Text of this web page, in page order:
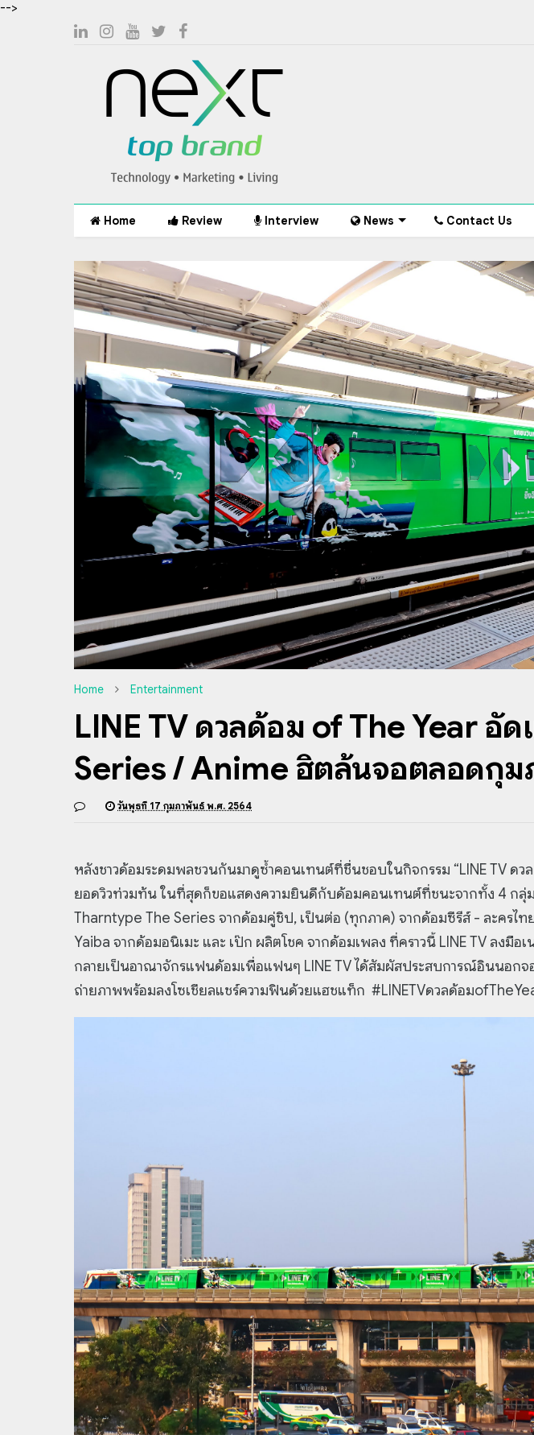
-->
Home Review Interview News Contact Us
Home Entertainment
LINE TV ดวลด้อม of The Year อั
Series / Anime ฮิตล้นจอตลอดกุม
วันพุธที่ 17 กุมภาพันธ์ พ.ศ. 2564
หลังชาวด้อมระดมพลชวนกันมาดูซ้ำคอนเทนต์ที่ชื่นชอบในกิจกรรม “LINE TV ดว
ยอดวิวท่วมท้น ในที่สุดก็ขอแสดงความยินดีกับด้อมคอนเทนต์ที่ชนะจากทั้ง 4 กลุ่
Tharntype The Series จากด้อมคู่ชิป, เป็นต่อ (ทุกภาค) จากด้อมซีรีส์ - ละครไ
Yaiba จากด้อมอนิเมะ และ เป๊ก ผลิตโชค จากด้อมเพลง ที่คราวนี้ LINE TV ลงมื
กลายเป็นอาณาจักรแฟนด้อมเพื่อแฟนๆ LINE TV ได้สัมผัสประสบการณ์อินนอกจ
ถ่ายภาพพร้อมลงโซเชียลแชร์ความฟินด้วยแฮชแท็ก #LINETVดวลด้อม